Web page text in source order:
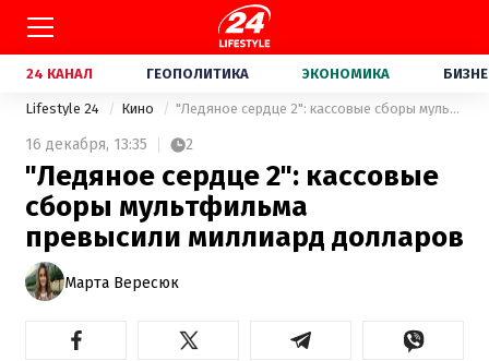
24 КАНАЛ ГЕОПОЛИТИКА ЭКОНОМИКА
Lifestyle 24 Кино "Ледяное сердце 2": кассовые сборы мультфильма превысили миллиард долларов
16 декабря, 13:35 2
"Ледяное сердце 2": кассовые
сборы мультфильма
превысили миллиард долларов
Марта Вересюк